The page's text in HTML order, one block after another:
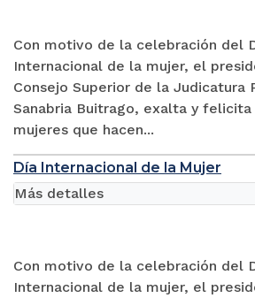
Con motivo de la celebración del
Internacional de la mujer, el
Consejo Superior de la Judicatura
Sanabria Buitrago, exalta y
mujeres que hacen...
Día Internacional de la Mujer
Con motivo de la celebración del
Internacional de la mujer, el
Más detalles